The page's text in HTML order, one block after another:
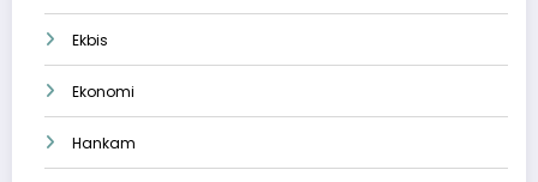
Ekbis
Ekonomi
Hankam